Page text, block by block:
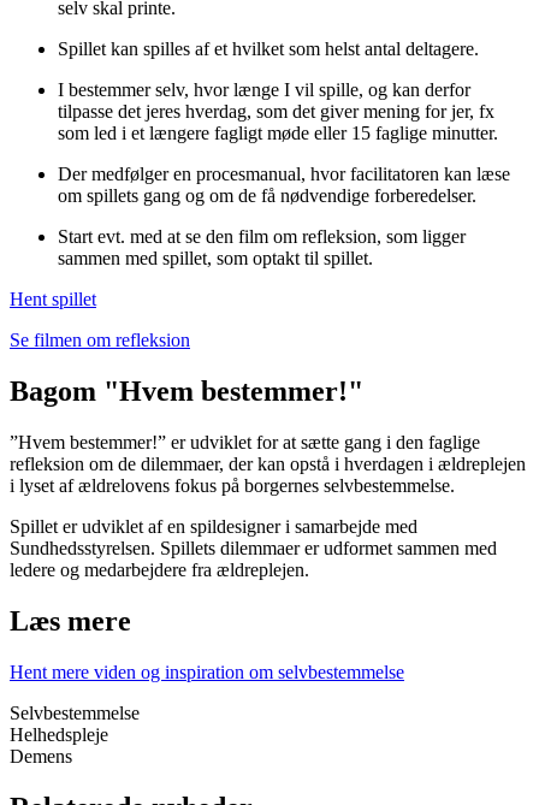
selv skal printe.
Spillet kan spilles af et hvilket som helst antal deltagere.
I bestemmer selv, hvor længe I vil spille, og kan derfor
tilpasse det jeres hverdag, som det giver mening for jer, fx
som led i et længere fagligt møde eller 15 faglige minutter.
Der medfølger en procesmanual, hvor facilitatoren kan læse
om spillets gang og om de få nødvendige forberedelser.
Start evt. med at se den film om refleksion, som ligger
sammen med spillet, som optakt til spillet.
Hent spillet
Se filmen om refleksion
Bagom "Hvem bestemmer!"
”Hvem bestemmer!” er udviklet for at sætte gang i den faglige
refleksion om de dilemmaer, der kan opstå i hverdagen i ældreplejen
i lyset af ældrelovens fokus på borgernes selvbestemmelse.
Spillet er udviklet af en spildesigner i samarbejde med
Sundhedsstyrelsen. Spillets dilemmaer er udformet sammen med
ledere og medarbejdere fra ældreplejen.
Læs mere
Hent mere viden og inspiration om selvbestemmelse
Selvbestemmelse
Helhedspleje
Demens